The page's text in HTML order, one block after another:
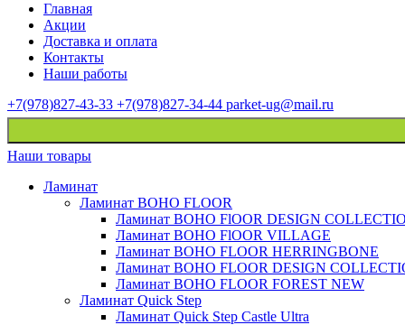
Главная
Акции
Доставка и оплата
Контакты
Наши работы
+7(978)827-43-33 +7(978)827-34-44 parket-ug@mail.ru
Наши товары
Ламинат
Ламинат BOHO FLOOR
Ламинат BOHO FlOOR DESIGN
Ламинат BOHO FlOOR VILLAGE
Ламинат BOHO FLOOR HERRINGBONE
Ламинат BOHO FLOOR DESIGN
Ламинат BOHO FLOOR FOREST NEW
Ламинат Quick Step
Ламинат Quick Step Castle Ultra